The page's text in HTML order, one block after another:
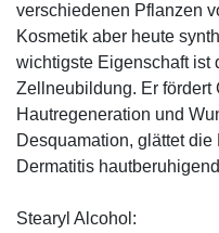
verschiedenen Pflanzen
Kosmetik aber heute
wichtigste Eigenschaft ist
Zellneubildung. Er fördert
Hautregeneration und
Desquamation, glättet
Dermatitis
Stearyl Alcohol: